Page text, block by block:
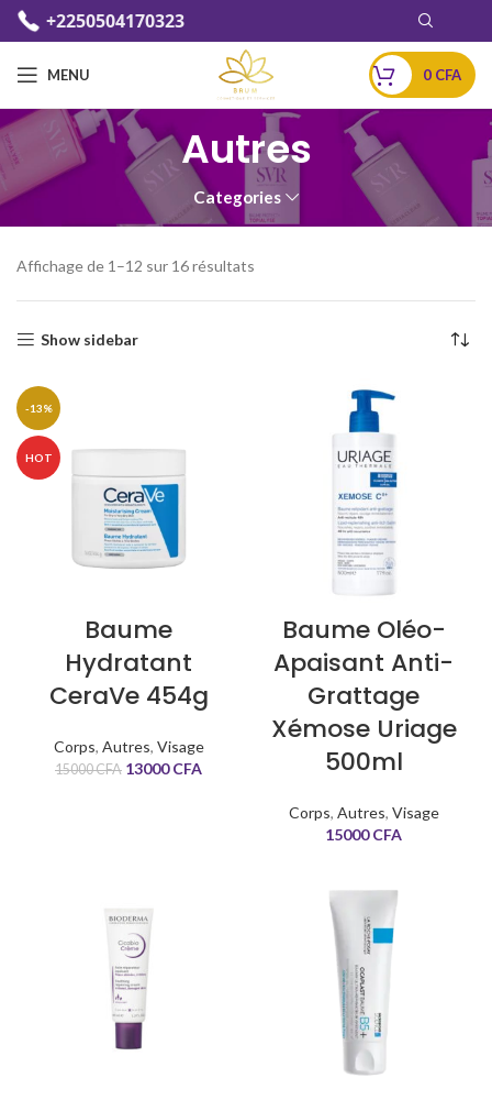
+2250504170323
MENU 0 CFA
Autres
Categories
Affichage de 1–12 sur 16 résultats
Show sidebar
-13%
HOT
Baume
Hydratant
CeraVe 454g
Corps, Autres, Visage
15000CFA 13000CFA
Baume Oléo-
Apaisant Anti-
Grattage
Xémose Uriage
500ml
Corps, Autres, Visage
15000CFA